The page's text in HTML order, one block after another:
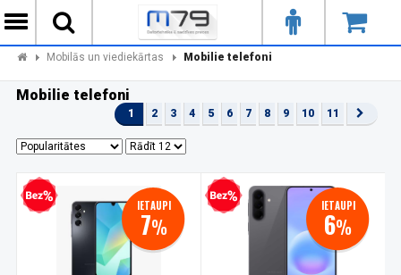
Mobilās un viediekārtas Mobilie telefoni
Mobilie telefoni
1 2 3 4 5 6 7 8 9 10 11
kredīts IETAUPI
7%
Bezprocentu kredīts IETAUPI
6%